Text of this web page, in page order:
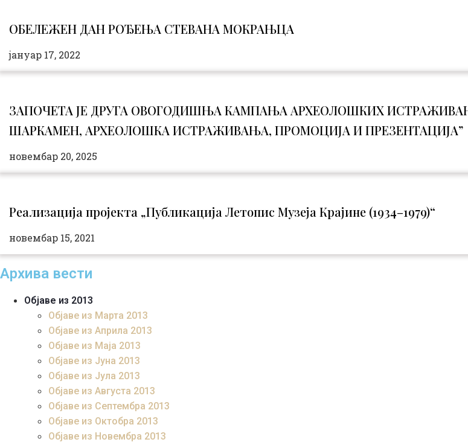
ОБЕЛЕЖЕН ДАН РОЂЕЊА СТЕВАНА МОКРАЊЦА
јануар 17, 2022
ЗАПОЧЕТА ЈЕ ДРУГА ОВОГОДИШЊА КАМПАЊА АРХЕОЛОШКИХ
ШАРКАМЕН, АРХЕОЛОШКА ИСТРАЖИВАЊА, ПРОМОЦИЈА И ПРЕЗЕНТАЦИЈА”
новембар 20, 2025
Реализација пројекта „Публикација Летопис Музеја Крајине (1934–1979)“
новембар 15, 2021
Архива вести
Објаве из 2013
Објаве из Марта 2013
Објаве из Априла 2013
Објаве из Маја 2013
Објаве из Јунa 2013
Објаве из Јула 2013
Објаве из Августа 2013
Објаве из Септембра 2013
Објаве из Октобра 2013
Објаве из Новембра 2013